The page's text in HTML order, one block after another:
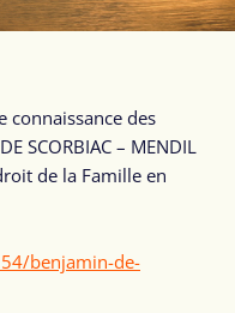
connaissance des
SCORBIAC – MENDIL
de la Famille en
benjamin-de-